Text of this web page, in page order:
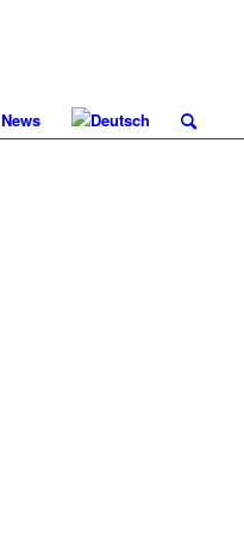
News